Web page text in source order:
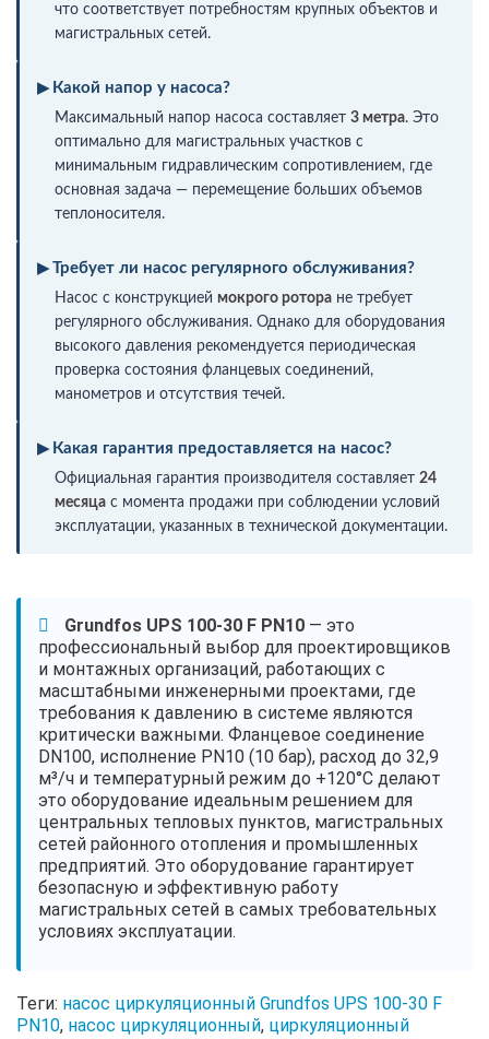
что соответствует потребностям крупных объектов и
магистральных сетей.
Какой напор у насоса?
Максимальный напор насоса составляет 3 метра. Это
оптимально для магистральных участков с
минимальным гидравлическим сопротивлением, где
основная задача — перемещение больших объемов
теплоносителя.
Требует ли насос регулярного обслуживания?
Насос с конструкцией мокрого ротора не требует
регулярного обслуживания. Однако для оборудования
высокого давления рекомендуется периодическая
проверка состояния фланцевых соединений,
манометров и отсутствия течей.
Какая гарантия предоставляется на насос?
Официальная гарантия производителя составляет 24
месяца с момента продажи при соблюдении условий
эксплуатации, указанных в технической документации.
Grundfos UPS 100-30 F PN10 — это
профессиональный выбор для проектировщиков
и монтажных организаций, работающих с
масштабными инженерными проектами, где
требования к давлению в системе являются
критически важными. Фланцевое соединение
DN100, исполнение PN10 (10 бар), расход до 32,9
м³/ч и температурный режим до +120°C делают
это оборудование идеальным решением для
центральных тепловых пунктов, магистральных
сетей районного отопления и промышленных
предприятий. Это оборудование гарантирует
безопасную и эффективную работу
магистральных сетей в самых требовательных
условиях эксплуатации.
Теги: насос циркуляционный Grundfos UPS 100-30 F
PN10, насос циркуляционный, циркуляционный